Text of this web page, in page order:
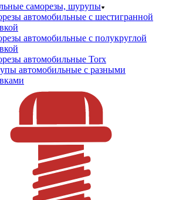
саморезы, шурупы
автомобильные с шестигранной
автомобильные с полукруглой
автомобильные Torx
автомобильные с разными